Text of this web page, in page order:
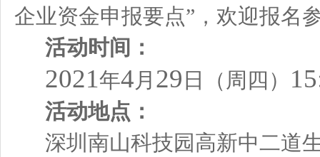
企业资金申报要点”，欢迎报名
活动时间：
2021年4 月 29 日（周四）
活动地点：
深圳南山科技园高新中二道